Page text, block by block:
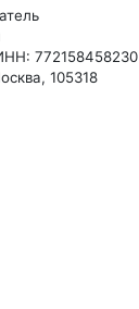
772158458230
105318